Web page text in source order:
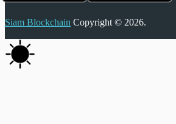
Siam Blockchain Copyright © 2026.